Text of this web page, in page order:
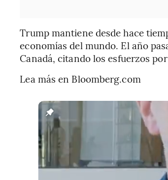
Trump mantiene desde hace
economías del mundo. El año
Canadá, citando los esfuerzos
Lea más en Bloomberg.com